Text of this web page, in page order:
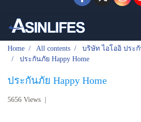
Home All contents
บริษัท ไอโออิ ประ
ประกันภัย Happy Home
ประกันภัย Happy Home
5656 Views